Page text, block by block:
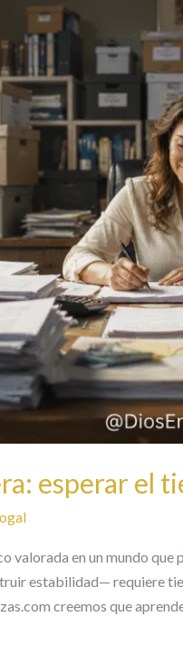
esperar el
valorada en un mundo
estabilidad— requiere
creemos que